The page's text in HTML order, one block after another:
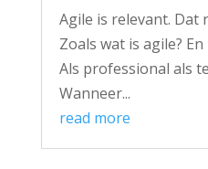
Agile is relevant. Dat
Zoals wat is agile?
Als professional als
Wanneer...
read more